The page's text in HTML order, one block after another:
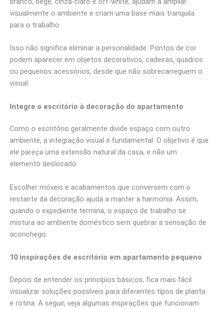
visualmente o ambiente e criam uma base mais tranquila
para o trabalho.
Isso não significa eliminar a personalidade. Pontos de cor
podem aparecer em objetos decorativos, cadeiras, quadros
ou pequenos acessórios, desde que não sobrecarreguem o
visual.
Integre o escritório à decoração do apartamento
Como o escritório geralmente divide espaço com outro
ambiente, a integração visual é fundamental. O objetivo é que
ele pareça uma extensão natural da casa, e não um
elemento deslocado.
Escolher móveis e acabamentos que conversem com o
restante da decoração ajuda a manter a harmonia. Assim,
quando o expediente termina, o espaço de trabalho se
mistura ao ambiente doméstico sem quebrar a sensação de
aconchego.
10 inspirações de escritório em apartamento pequeno
Depois de entender os princípios básicos, fica mais fácil
visualizar soluções possíveis para diferentes tipos de planta
e rotina. A seguir, veja algumas inspirações que funcionam